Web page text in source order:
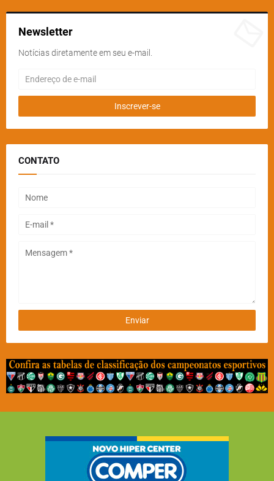
Newsletter
Notícias diretamente em seu e-mail.
CONTATO